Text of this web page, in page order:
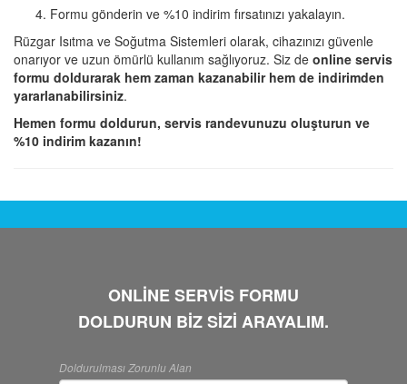
Formu gönderin ve %10 indirim fırsatınızı yakalayın.
Rüzgar Isıtma ve Soğutma Sistemleri olarak, cihazınızı güvenle
onarıyor ve uzun ömürlü kullanım sağlıyoruz. Siz de online servis
formu doldurarak hem zaman kazanabilir hem de indirimden
yararlanabilirsiniz.
Hemen formu doldurun, servis randevunuzu oluşturun ve
%10 indirim kazanın!
ONLİNE SERVİS FORMU
DOLDURUN BİZ SİZİ ARAYALIM.
Doldurulması Zorunlu Alan